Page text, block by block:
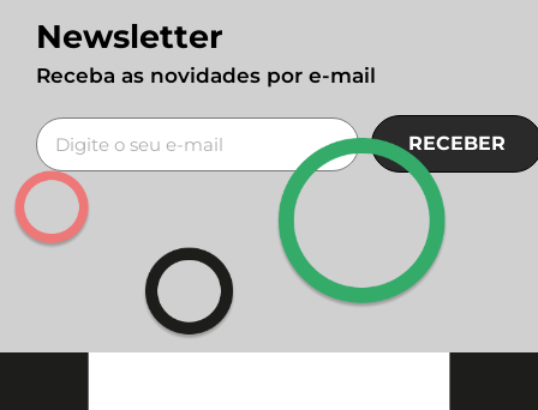
Newsletter
Receba as novidades por e-mail
RECEBER